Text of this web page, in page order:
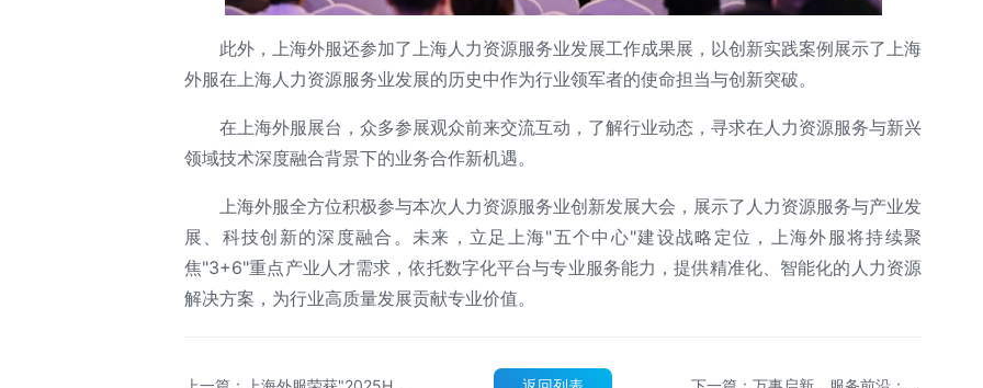
此外，上海外服还参加了上海人力资源服务业发展工作成果展，以创新实践案例展示了上海
外服在上海人力资源服务业发展的历史中作为行业领军者的使命担当与创新突破。
在上海外服展台，众多参展观众前来交流互动，了解行业动态，寻求在人力资源服务与新兴
领域技术深度融合背景下的业务合作新机遇。
上海外服全方位积极参与本次人力资源服务业创新发展大会，展示了人力资源服务与产业发
展、科技创新的深度融合。未来，立足上海"五个中心"建设战略定位，上海外服将持续聚
焦"3+6"重点产业人才需求，依托数字化平台与专业服务能力，提供精准化、智能化的人力资源
解决方案，为行业高质量发展贡献专业价值。